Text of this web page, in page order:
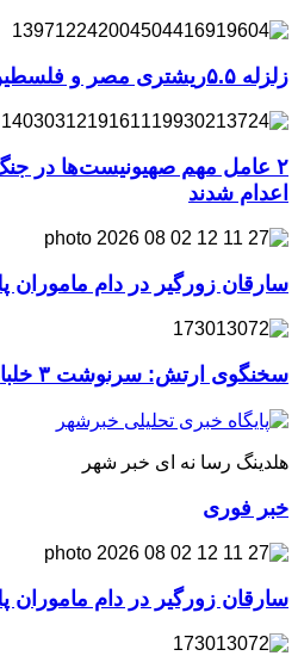
زلزله ۵.۵ریشتری مصر و فلسطین را لرزاند
اعدام شدند
سارقان زورگیر در دام ماموران
سخنگوی ارتش: سرنوشت ۳ خلبان ما هنوز مشخص نیست
هلدینگ رسا نه ای خبر شهر
خبر فوری
سارقان زورگیر در دام ماموران